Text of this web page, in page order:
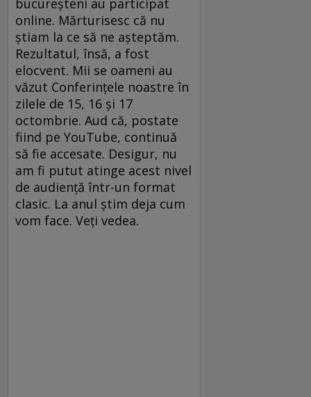
bucureșteni au participat
online. Mărturisesc că nu
știam la ce să ne așteptăm.
Rezultatul, însă, a fost
elocvent. Mii se oameni au
văzut Conferințele noastre în
zilele de 15, 16 și 17
octombrie. Aud că, postate
fiind pe YouTube, continuă
să fie accesate. Desigur, nu
am fi putut atinge acest nivel
de audiență într-un format
clasic. La anul știm deja cum
vom face. Veți vedea.